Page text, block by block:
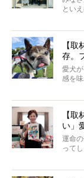
とい
ルを
んの
ント
LIFE
そん
た。
【
存。
愛犬
感を
たひ
とこ
症し
きの
た。
いいま
この
【
い」
運命
ってし